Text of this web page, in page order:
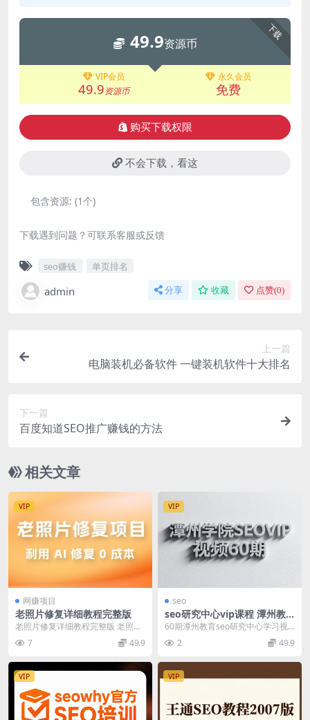
下载
49.9资源币
VIP会员
49.9资源币
永久会员
免费
购买下载权限
不会下载，看这
包含资源: (1个)
下载遇到问题？可联系客服或反馈
seo赚钱 单页排名
admin 分享 收藏 点赞(0)
上一篇
电脑装机必备软件 一键装机软件十大排名
下一篇
百度知道SEO推广赚钱的方法
相关文章
VIP
网赚项目
老照片修复详细教程完整版
老照片修复详细教程完整版 老照片
修复翻新旧照片还原、老照片修复
模糊照片变清晰 老...
7 49.9
VIP
seo
seo研究中心vip课程 潭州教
育60期
60期潭州教育seo研究中心学习视
频教程 潭州学院SEO60期VIP视频 5
月1...
2 49.9
VIP VIP